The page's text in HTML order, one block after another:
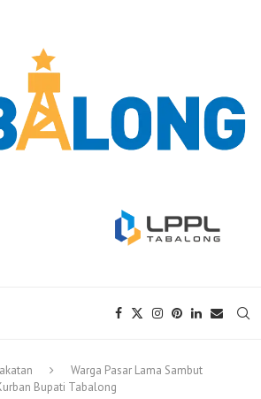
Warga Pasar Lama Sambut
Bupati Tabalong